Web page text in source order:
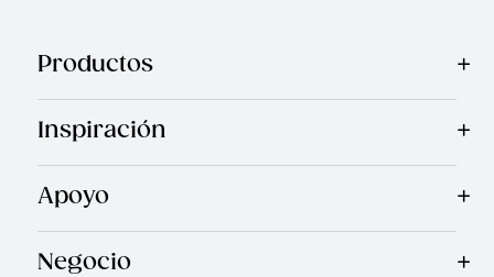
Productos
Mas VendidosCocinaCuchillosVajillasElectrodomésticos
Inspiración
RecetasBlogRoyal TVRevista Royal PrestigePrograma
Apoyo
ContáctanosQuienes SomosGarantía Royal Prestige
Negocio